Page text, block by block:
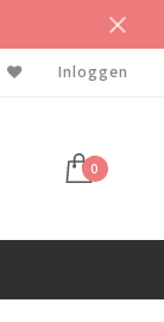
Inloggen
0